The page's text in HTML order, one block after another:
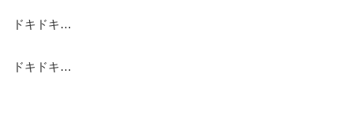
ドキドキ…
ドキドキ…